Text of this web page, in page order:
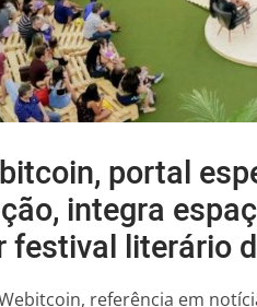
portal
integra
festival literário
referência em